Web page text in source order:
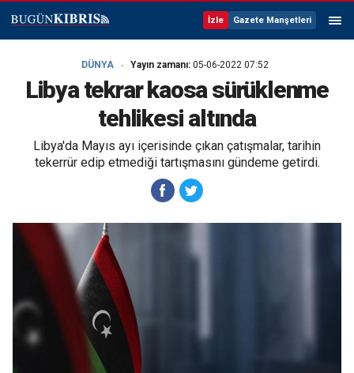
İzle Gazete Manşetleri
DÜNYA Yayın zamanı: 05-06-2022 07:52
Libya tekrar kaosa sürüklenme
tehlikesi altında
Libya'da Mayıs ayı içerisinde çıkan çatışmalar, tarihin
tekerrür edip etmediği tartışmasını gündeme getirdi.